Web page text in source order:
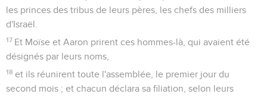
les princes des tribus de leurs pères, les chefs des milliers
d'Israël.
17 Et Moïse et Aaron prirent ces hommes-là, qui avaient été
désignés par leurs noms,
18 et ils réunirent toute l'assemblée, le premier jour du
second mois ; et chacun déclara sa filiation, selon leurs